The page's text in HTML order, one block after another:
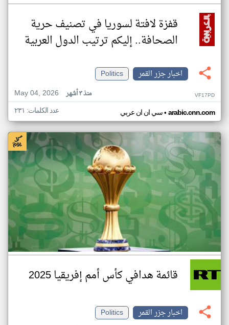
قفزة لافتة لسوريا في تصنيف حرية
الصحافة.. إليكم ترتيب الدول العربية
اخبار جزر القمر
Politics
May 04, 2026
منذ ٣ أشهر VF17PD
سي ان ان عربي• arabic.cnn.com عدد الكلمات: ٢٣١
قائمة هدافي كأس أمم إفريقيا 2025
اخبار جزر القمر
Politics